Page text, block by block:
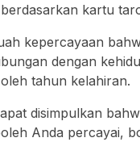
kartu
kepercayaan
dengan
tahun kelahiran.
disimpulkan
Anda percayai,